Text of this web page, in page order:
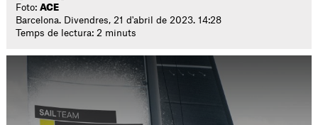
Foto:ACE
Barcelona. Divendres, 21 d'abril de 2023. 14:28
Temps de lectura: 2 minuts